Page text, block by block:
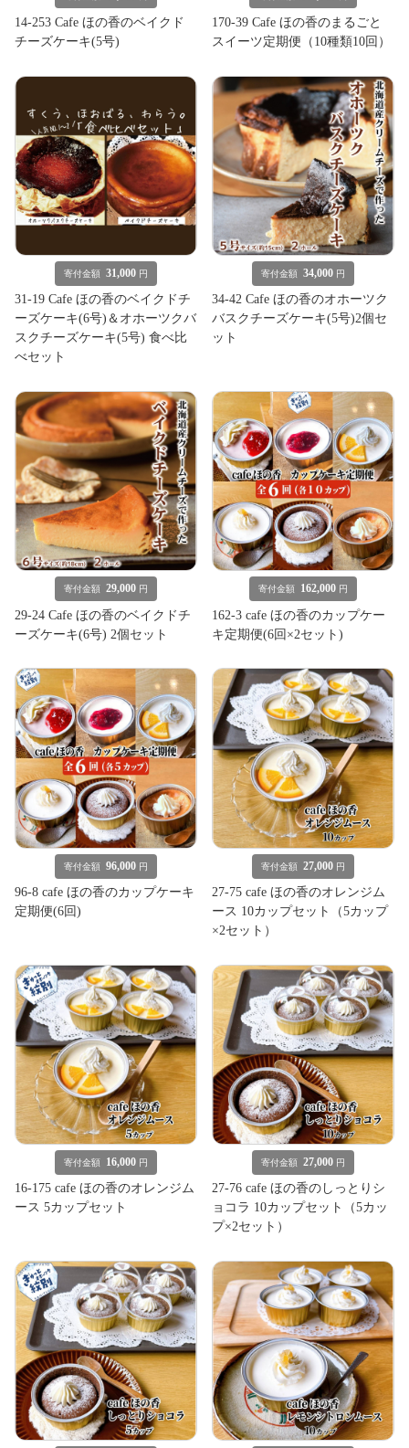
14-253 Cafe ほの香のベイクド
チーズケーキ(5号)
170-39 Cafe ほの香のまるごと
スイーツ定期便（10種類10回）
寄付金額 31,000 円
31-19 Cafe ほの香のベイクドチ
ーズケーキ(6号)＆オホーツクバ
スクチーズケーキ(5号) 食べ比
べセット
寄付金額 34,000 円
34-42 Cafe ほの香のオホーツク
バスクチーズケーキ(5号)2個セ
ット
寄付金額 29,000 円
29-24 Cafe ほの香のベイクドチ
ーズケーキ(6号) 2個セット
寄付金額 162,000 円
162-3 cafe ほの香のカップケー
キ定期便(6回×2セット)
寄付金額 96,000 円
96-8 cafe ほの香のカップケーキ
定期便(6回)
寄付金額 27,000 円
27-75 cafe ほの香のオレンジム
ース 10カップセット（5カップ
×2セット）
寄付金額 16,000 円
16-175 cafe ほの香のオレンジム
ース 5カップセット
寄付金額 27,000 円
27-76 cafe ほの香のしっとりシ
ョコラ 10カップセット（5カッ
プ×2セット）